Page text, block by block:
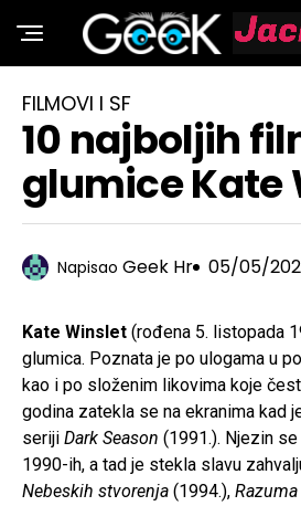
GeeK.hr
FILMOVI I SF
10 najboljih
glumice Kate
Napisao Geek Hr 05/05/
Kate Winslet (rođena 5. listopada
glumica. Poznata je po ulogama u
kao i po složenim likovima koje
godina zatekla se na ekranima kad
seriji Dark Season (1991.). Njezin
1990-ih, a tad je stekla slavu
Nebeskih stvorenja (1994.),